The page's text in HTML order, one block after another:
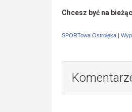
Chcesz być na
SPORTowa Ostrołęka |